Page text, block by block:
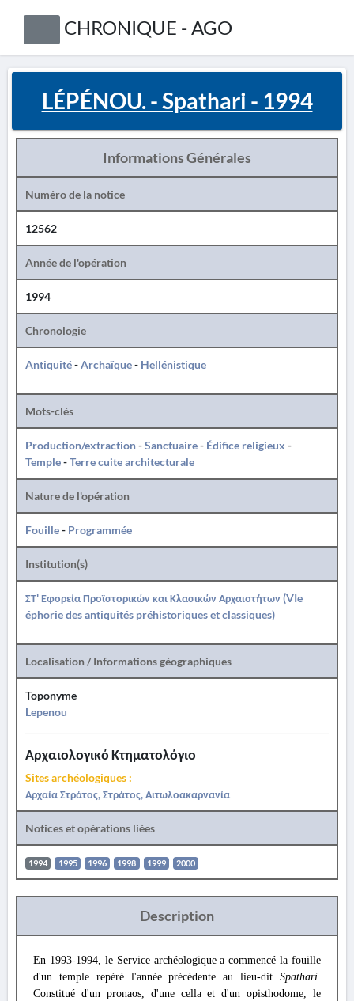
CHRONIQUE - AGO
LÉPÉNOU. - Spathari - 1994
Informations Générales
Numéro de la notice
12562
Année de l'opération
1994
Chronologie
Antiquité-Archaïque- Hellénistique
Mots-clés
Production/extraction-Sanctuaire- Édifice religieux -
Temple-Terre cuite architecturale
Nature de l'opération
Fouille- Programmée
Institution(s)
ΣΤ' Εφορεία Προϊστορικών και Κλασικών Αρχαιοτήτων (VIe
éphorie des antiquités préhistoriques et classiques)
Localisation / Informations géographiques
Toponyme
Lepenou
Αρχαιολογικό Κτηματολόγιο
Sites archéologiques :
Αρχαία Στράτος, Στράτος, Αιτωλοακαρνανία
Notices et opérations liées
1994 1995 1996 1998 1999 2000
Description
En 1993-1994, le Service archéologique a commencé la fouille
d'un temple repéré l'année précédente au lieu-dit Spathari.
Constitué d'un pronaos, d'une cella et d'un opisthodome, le